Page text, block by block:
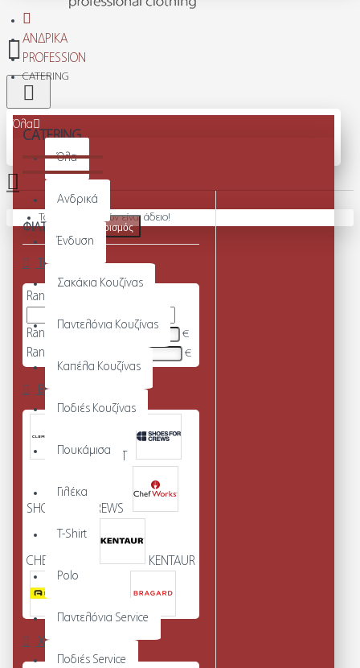
Όλα
Όλα
Ανδρικά
Ένδυση
Σακάκια Κουζίνας
Παντελόνια Κουζίνας
Καπέλα Κουζίνας
Ποδιές Κουζίνας
Πουκάμισα
Γιλέκα
T-Shirt
Polo
Παντελόνια Service
Ποδιές Service
Το καλάθι αγορών είναι άδειο!
ΑΝΔΡΙΚΆ
PROFESSION
CATERING
CATERING
ΦΙΛΤΡΑ Καθαρισμός
Τιμή
Range Slider
Range Min €
Range Max €
Brands
CLEMENT
SHOES FOR CREWS
CHEFWORKS KENTAUR
ADHERA
Χρώμα